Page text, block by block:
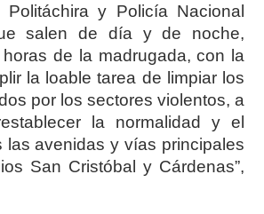
Politáchira y Policía Nacional
salen de día y de noche,
de la madrugada, con la
la loable tarea de limpiar los
por los sectores violentos, a
la normalidad y el
las avenidas y vías principales
San Cristóbal y Cárdenas”,